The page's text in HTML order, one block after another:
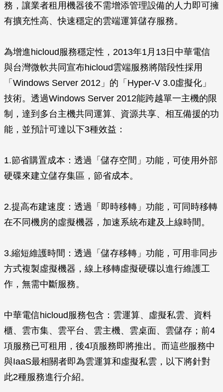
務，讓業者租用機器後不需增添管理設備的人力即可擁
有擴充性高、快速穩定的雲端運算儲存服務。
為增進hicloud服務穩定性，2013年1月13日中華電信
與台灣微軟共同宣布hicloud雲端服務將階段性採用
「Windows Server 2012」的「Hyper-V 3.0虛擬化」
技術。透過Windows Server 2012能跨越單一主機的限
制，達到多台主機共同運算、資源共享、相互備援的功
能，並預計可達以下3種效益：
1.節省購置成本：透過「儲存空間」功能，可使用外部
硬碟來建立儲存集區，節省成本。
2.提高布建速度：透過「即時移轉」功能，可同時移轉
在不同機房的虛擬機器，加速系統布建及上線時間。
3.縮短維護時間：透過「儲存移轉」功能，可用非同步
方式複製虛擬機器，線上移轉虛擬硬碟以進行維護工
作，無需中斷服務。
中華電信hicloud服務包含：雲運算、虛擬私雲、資料
櫃、雲市集、雲平台、雲主機、雲桌面、雲儲存；前4
項服務已可租用，後4項服務即將推出。而這些服務中
與IaaS最相關者即為雲運算和虛擬私雲，以下將針對
此2種服務進行介紹。